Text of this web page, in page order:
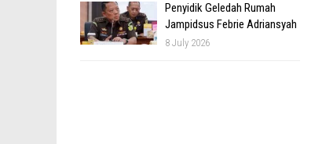
Penyidik Geledah Rumah
Jampidsus Febrie Adriansyah
8 July 2026